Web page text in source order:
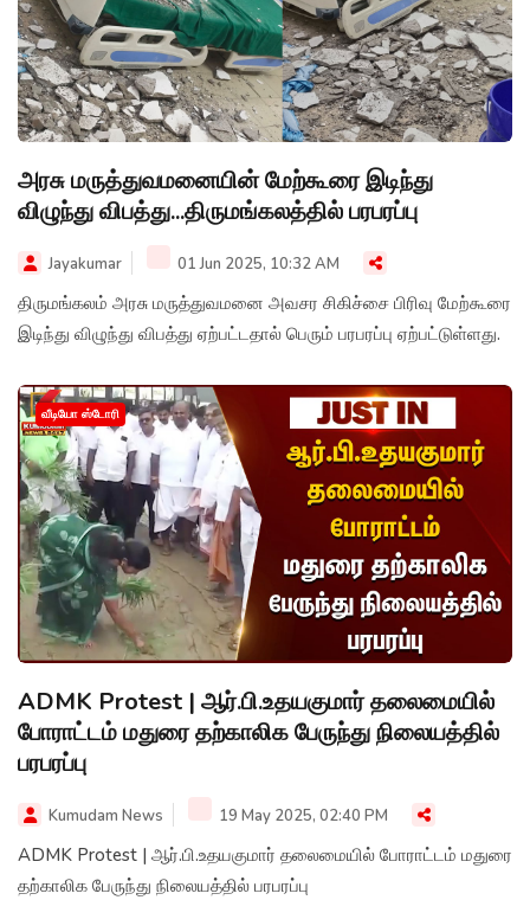
அரசு மருத்துவமனையின் மேற்கூரை இடிந்து
விழுந்து விபத்து...திருமங்கலத்தில் பரபரப்பு
Jayakumar 01 Jun 2025, 10:32 AM
திருமங்கலம் அரசு மருத்துவமனை அவசர சிகிச்சை பிரிவு மேற்கூரை
இடிந்து விழுந்து விபத்து ஏற்பட்டதால் பெரும் பரபரப்பு ஏற்பட்டுள்ளது.
வீடியோ ஸ்டோரி
ADMK Protest | ஆர்.பி.உதயகுமார் தலைமையில்
போராட்டம் மதுரை தற்காலிக பேருந்து நிலையத்தில்
பரபரப்பு
Kumudam News 19 May 2025, 02:40 PM
ADMK Protest | ஆர்.பி.உதயகுமார் தலைமையில் போராட்டம் மதுரை
தற்காலிக பேருந்து நிலையத்தில் பரபரப்பு